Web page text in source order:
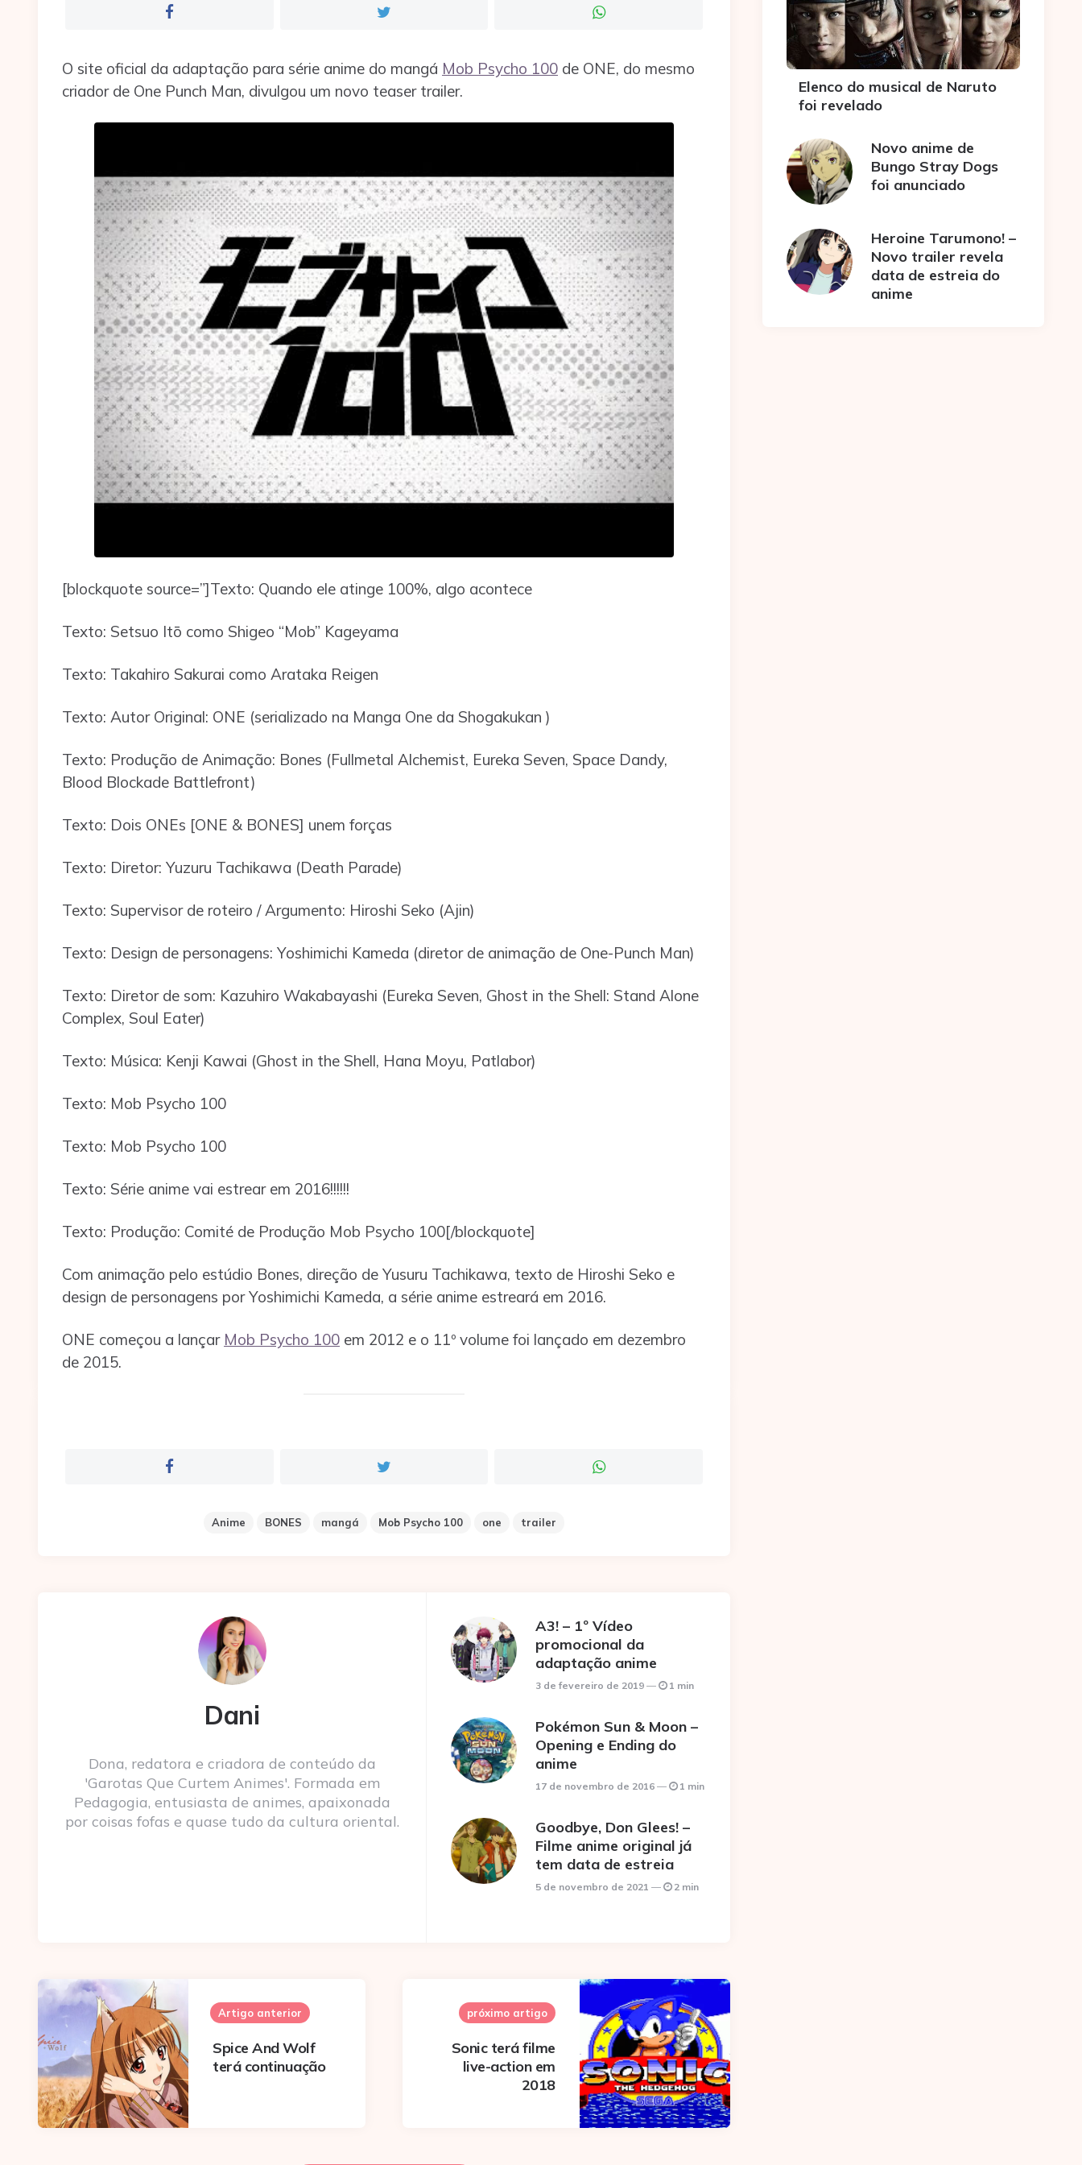
O site oficial da adaptação para série anime do mangá Mob Psycho 100 de ONE, do mesmo
criador de One Punch Man, divulgou um novo teaser trailer.
[blockquote source=”]Texto: Quando ele atinge 100%, algo acontece
Texto: Setsuo Itō como Shigeo “Mob” Kageyama
Texto: Takahiro Sakurai como Arataka Reigen
Texto: Autor Original: ONE (serializado na Manga One da Shogakukan )
Texto: Produção de Animação: Bones (Fullmetal Alchemist, Eureka Seven, Space Dandy,
Blood Blockade Battlefront)
Texto: Dois ONEs [ONE & BONES] unem forças
Texto: Diretor: Yuzuru Tachikawa (Death Parade)
Texto: Supervisor de roteiro / Argumento: Hiroshi Seko (Ajin)
Texto: Design de personagens: Yoshimichi Kameda (diretor de animação de One-Punch Man)
Texto: Diretor de som: Kazuhiro Wakabayashi (Eureka Seven, Ghost in the Shell: Stand Alone
Complex, Soul Eater)
Texto: Música: Kenji Kawai (Ghost in the Shell, Hana Moyu, Patlabor)
Texto: Mob Psycho 100
Texto: Mob Psycho 100
Texto: Série anime vai estrear em 2016!!!!!!
Texto: Produção: Comité de Produção Mob Psycho 100[/blockquote]
Com animação pelo estúdio Bones, direção de Yusuru Tachikawa, texto de Hiroshi Seko e
design de personagens por Yoshimichi Kameda, a série anime estreará em 2016.
ONE começou a lançar Mob Psycho 100 em 2012 e o 11º volume foi lançado em dezembro
de 2015.
Anime BONES mangá Mob Psycho 100 one trailer
Dani
Dona, redatora e criadora de conteúdo da
'Garotas Que Curtem Animes'. Formada em
Pedagogia, entusiasta de animes, apaixonada
por coisas fofas e quase tudo da cultura oriental.
A3! – 1º Vídeo
promocional da
adaptação anime
3 de fevereiro de 2019 1 min
Pokémon Sun & Moon –
Opening e Ending do
anime
17 de novembro de 2016 1 min
Goodbye, Don Glees! –
Filme anime original já
tem data de estreia
5 de novembro de 2021 2 min
Post
navigation
Artigo anterior
Spice And Wolf
terá continuação
próximo artigo
Sonic terá filme
live-action em
2018
Elenco do musical de Naruto
foi revelado
Novo anime de
Bungo Stray Dogs
foi anunciado
Heroine Tarumono! –
Novo trailer revela
data de estreia do
anime